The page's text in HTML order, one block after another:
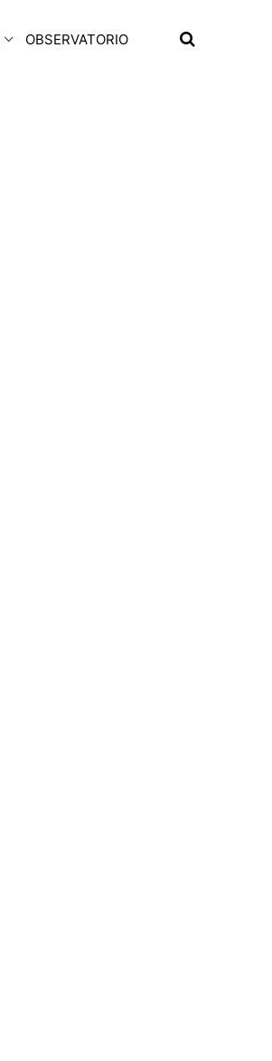
OBSERVATORIO